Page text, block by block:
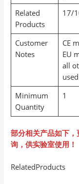
Related
Products
17/
Customer
Notes
CE
EU
all
Minimum
Quantity
1
部分相关产品如下
询，供实验室使用！
RelatedProducts